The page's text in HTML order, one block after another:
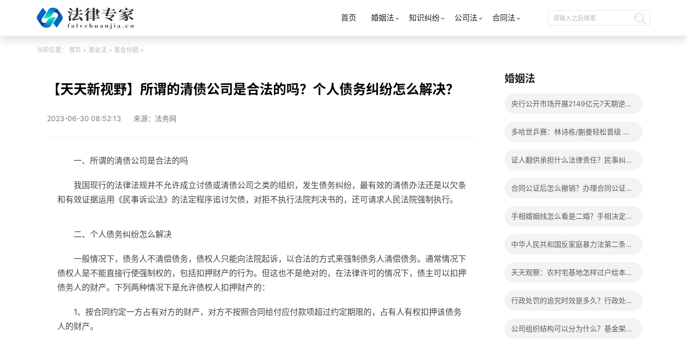
首页 婚姻法 知识纠纷 公司法 合同法
当前位置： 首页 > 基金法 > 基金份额 >
【天天新视野】所谓的清债公司是合法的吗？个人债务纠纷怎么解决？
2023-06-30 08:52:13 来源：法务网
一、所谓的清债公司是合法的吗
我国现行的法律法规并不允许成立讨债或清债公司之类的组织，发生债务纠纷，最有效的清债办法还是以欠条
和有效证据运用《民事诉讼法》的法定程序追讨欠债，对拒不执行法院判决书的，还可请求人民法院强制执行。
二、个人债务纠纷怎么解决
一般情况下，债务人不清偿债务，债权人只能向法院起诉，以合法的方式来强制债务人清偿债务。通常情况下
债权人是不能直接行使强制权的，包括扣押财产的行为。但这也不是绝对的，在法律许可的情况下，债主可以扣押
债务人的财产。下列两种情况下是允许债权人扣押财产的：
1、按合同约定一方占有对方的财产，对方不按照合同给付应付款项超过约定期限的，占有人有权扣押该债务
人的财产。
婚姻法
央行公开市场开展2149亿元7天期逆回
多哈世乒赛：林诗栋/蒯曼轻松晋级 混
证人翻供承担什么法律责任？民事纠纷
合同公证后怎么撤销？办理合同公证需
手相婚姻线怎么看是二婚？手相决定一
中华人民共和国反家庭暴力法第二条的
天天观察：农村宅基地怎样过户给本村
行政处罚的追究时效是多久？行政处罚
公司组织结构可以分为什么？基金架构